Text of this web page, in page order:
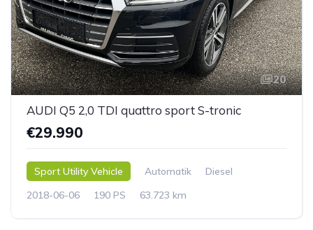
20
AUDI Q5 2,0 TDI quattro sport S-tronic
€29.990
Sport Utility Vehicle Automatik
Diesel
2018-06-06
190 PS 63.723 km